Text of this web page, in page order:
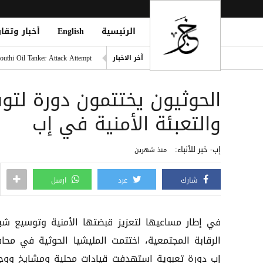
الرئيسية English أخبار
آخر الاخبار
Oil Tanker Attack Attempt
المقاومة الوطنية تحبط
قتلى وجرحى مدنيون جراء هجوم حوثي واسع بـ20
قصف بطائرة مسيرة حوثية
الحوثيون يختتمون دورة
والتعبئة الأمنية في إب
إب- خبر للأنباء: منذ شهرين
شارك غرد ارسل
في إطار مساعيها لتعزيز قبضتها الأمنية وتوسيع
الرقابة المجتمعية، اختتمت المليشيا الحوثية في
إب دورة تعبوية استهدفت قيادات محلية ومشايخ